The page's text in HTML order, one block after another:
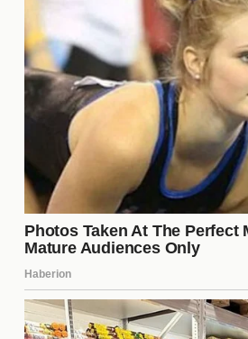
tiempo real sobre los
expresar su apoyo o
concursantes. Este fenómeno
visibilidad del programa, sino
los seguidores sentirse
experiencia. La interacción en
la manera en que se vive el
cada episodio en un evento
Expectativas para
programa
Las expectativaspara el